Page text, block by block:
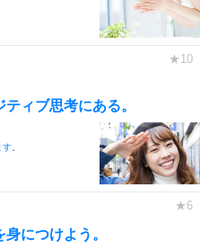
ィブ思考にある。
。
につけよう。